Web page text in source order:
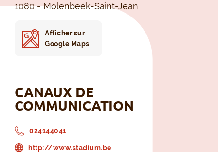
1080 - Molenbeek-Saint-Jean
Afficher sur
Google Maps
CANAUX DE
COMMUNICATION
024144041
http://www.stadium.be